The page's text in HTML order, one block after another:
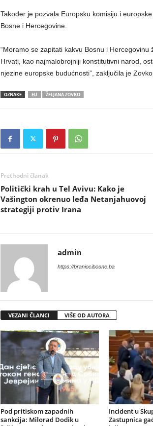
Također je pozvala Europsku komisiju i
Bosne i Hercegovine.
“Moramo se zapitati kakvu Bosnu i
Hrvati, kao najmalobrojniji konstitutivni narod,
njezine europske budućnosti”, zaključila je
OZNAKE EU ŽELJANA ZOVKO
Prethodni članak
​Politički krah u Tel Avivu: Kako je
Vašington okrenuo leđa Netanjahuovoj
strategiji protiv Irana
admin
https://braniocibosne.ba
VEZANI ČLANCI VIŠE OD AUTORA
​Pod pritiskom zapadnih
sankcija: Milorad Dodik u
Incident u
Zastupnica